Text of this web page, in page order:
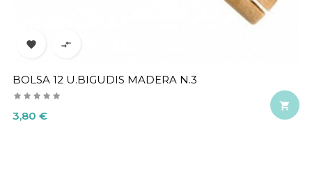
 
BOLSA 12 U.BIGUDIS MADERA N.3
Precio
3,80 €
